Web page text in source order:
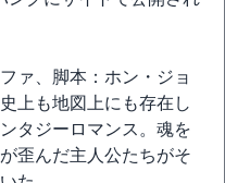
ァ、脚本：ホン・ジョ
上も地図上にも存在し
タジーロマンス。魂を
歪んだ主人公たちがそ